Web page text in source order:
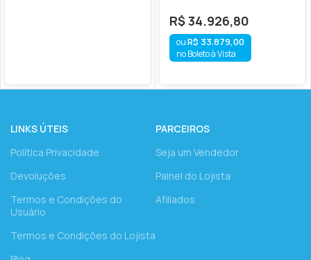
R$34.926,80
R$ 33.879,00
no Boleto à Vista
LINKS ÚTEIS
Política Privacidade
Devoluções
Termos e Condições do
Usuário
Termos e Condições do Lojista
PARCEIROS
Seja um Vendedor
Painel do Lojista
Afiliados